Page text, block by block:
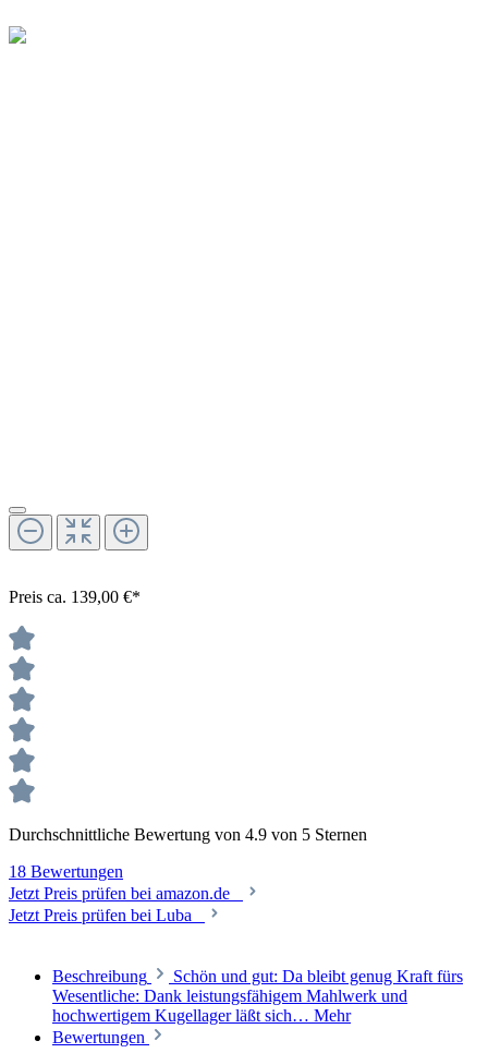
Preis ca. 139,00 €*
Durchschnittliche Bewertung von 4.9 von 5 Sternen
18 Bewertungen
Jetzt Preis prüfen bei amazon.de
Jetzt Preis prüfen bei Luba
Beschreibung
Schön und gut: Da bleibt genug Kraft fürs
Wesentliche: Dank leistungsfähigem Mahlwerk und
hochwertigem Kugellager läßt sich… Mehr
Bewertungen